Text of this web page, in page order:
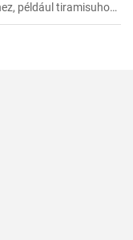
például tiramisuhoz
illik.